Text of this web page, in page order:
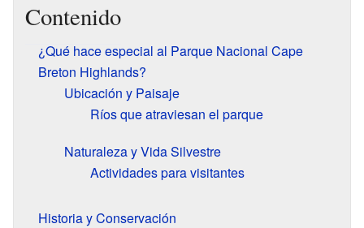
Contenido
¿Qué hace especial al Parque Nacional Cape
Breton Highlands?
Ubicación y Paisaje
Ríos que atraviesan el parque
Naturaleza y Vida Silvestre
Actividades para visitantes
Historia y Conservación